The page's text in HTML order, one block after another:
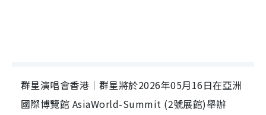
群星演唱會香港｜群星將於2026年05月16日在亞洲
國際博覽館 AsiaWorld-Summit (2號展館)舉辦